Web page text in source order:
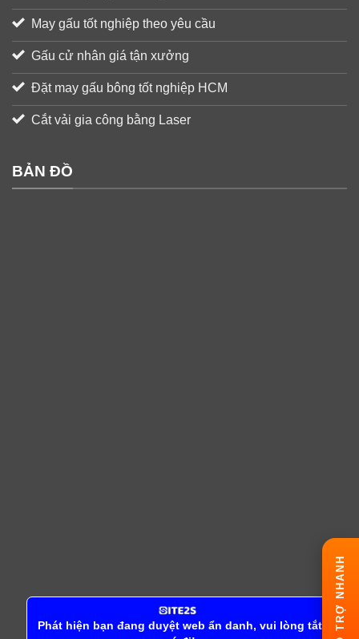
HỖ TRỢ NHANH
May gấu tốt nghiệp theo yêu cầu
Gấu cử nhân giá tận xưởng
Đặt may gấu bông tốt nghiệp HCM
Cắt vải gia công bằng Laser
BẢN ĐỒ